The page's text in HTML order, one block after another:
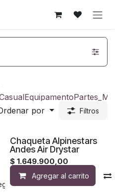
Equipamento
por
Filtros
a la lista de deseos
Chaqueta Alpinestars
Andes Air Drystar
$1.649.900,00
Agregar al carrito